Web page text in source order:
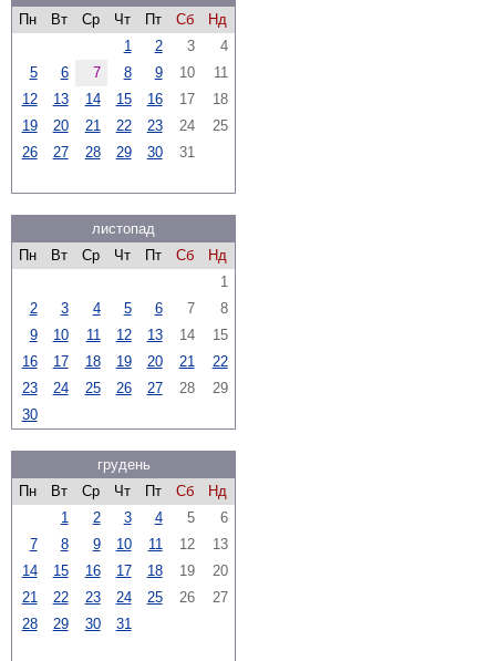
Пн
Вт Ср Чт Пт Сб
Нд
1
2 3
4
5
6 7 8 9 10
11
12
13 14 15 16 17
18
19
20 21 22 23 24
25
26
27 28 29 30 31
листопад
Пн
Вт Ср Чт Пт Сб
Нд
1
2
3 4 5 6 7
8
9
10 11 12 13 14
15
16
17 18 19 20 21
22
23
24 25 26 27 28
29
30
грудень
Пн
Вт Ср Чт Пт Сб
Нд
1
2 3 4 5
6
7
8 9 10 11 12
13
14
15 16 17 18 19
20
21
22 23 24 25 26
27
28
29 30 31